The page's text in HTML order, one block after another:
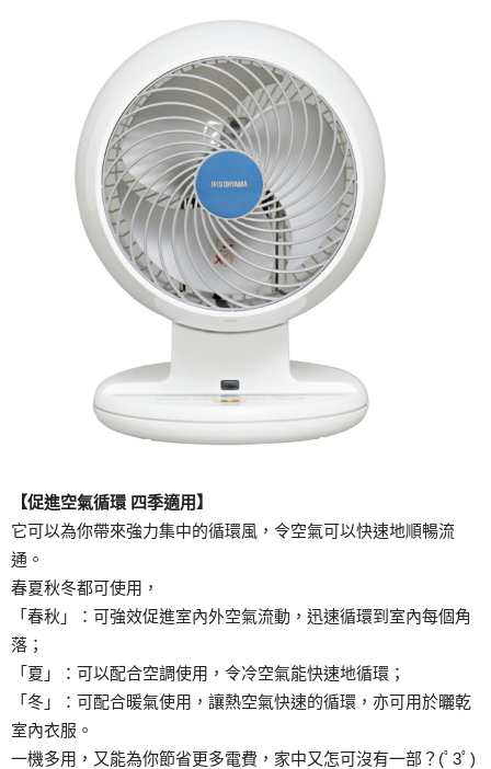
【促進空氣循環 四季適用】
它可以為你帶來強力集中的循環風，令空氣可以快速地順暢流
通。
春夏秋冬都可使用，
「春秋」：可強效促進室內外空氣流動，迅速循環到室內每個角
落；
「夏」：可以配合空調使用，令冷空氣能快速地循環；
「冬」：可配合暖氣使用，讓熱空氣快速的循環，亦可用於曬乾
室內衣服。
一機多用，又能為你節省更多電費，家中又怎可沒有一部？(ﾟ3ﾟ)